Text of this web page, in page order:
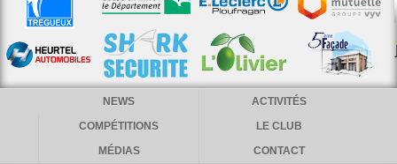
NEWS
ACTIVITÉS
COMPÉTITIONS
LE CLUB
MÉDIAS
CONTACT